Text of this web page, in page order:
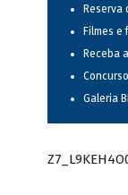
Reserva
Filmes e
Receba
Galeria